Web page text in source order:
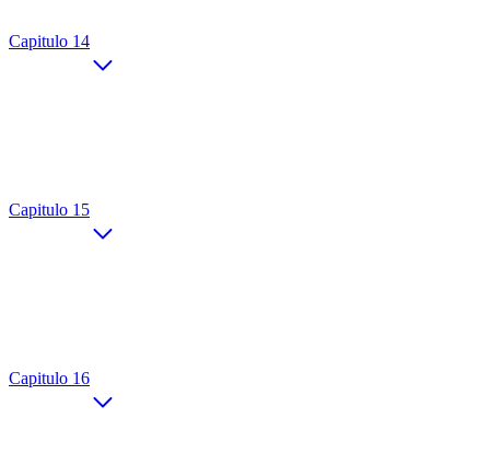
Capitulo 14
Capitulo 15
Capitulo 16